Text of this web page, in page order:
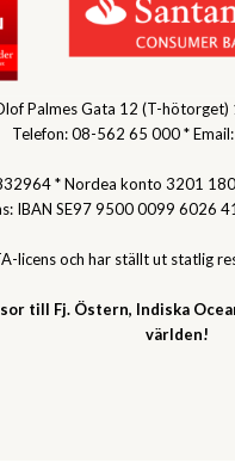
Palmes Gata 12 (T-hötorget)
Telefon: 08-562 65 000 *
* Nordea konto 3201
IBAN SE97 9500 0099 6026
licens och har ställt ut statlig
till Fj. Östern, Indiska
världen!